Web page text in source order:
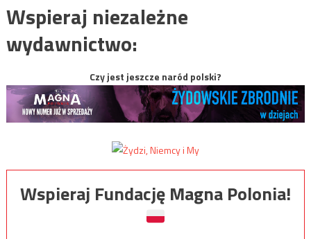
Wspieraj niezależne
wydawnictwo:
Czy jest jeszcze naród polski?
Wspieraj Fundację Magna Polonia!